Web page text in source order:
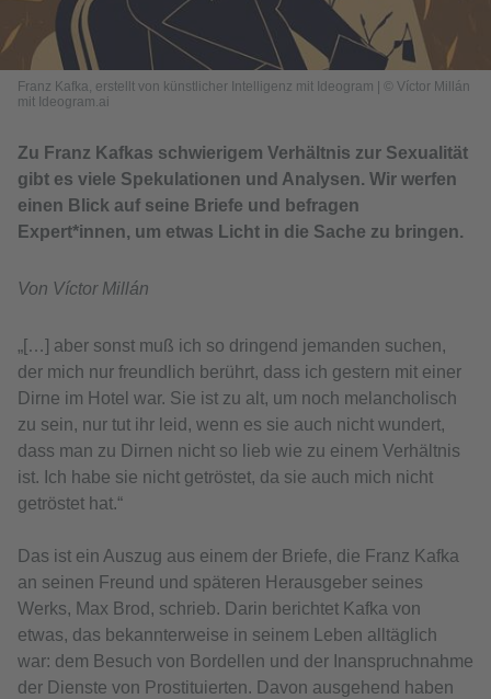
Franz Kafka, erstellt von künstlicher Intelligenz mit Ideogram
© Víctor Millán
mit Ideogram.ai
Zu Franz Kafkas schwierigem Verhältnis zur Sexualität
gibt es viele Spekulationen und Analysen. Wir werfen
einen Blick auf seine Briefe und befragen
Expert*innen, um etwas Licht in die Sache zu bringen.
Von Víctor Millán
„[…] aber sonst muß ich so dringend jemanden suchen,
der mich nur freundlich berührt, dass ich gestern mit einer
Dirne im Hotel war. Sie ist zu alt, um noch melancholisch
zu sein, nur tut ihr leid, wenn es sie auch nicht wundert,
dass man zu Dirnen nicht so lieb wie zu einem Verhältnis
ist. Ich habe sie nicht getröstet, da sie auch mich nicht
getröstet hat.“
Das ist ein Auszug aus einem der Briefe, die Franz Kafka
an seinen Freund und späteren Herausgeber seines
Werks, Max Brod, schrieb. Darin berichtet Kafka von
etwas, das bekannterweise in seinem Leben alltäglich
war: dem Besuch von Bordellen und der Inanspruchnahme
der Dienste von Prostituierten. Davon ausgehend haben